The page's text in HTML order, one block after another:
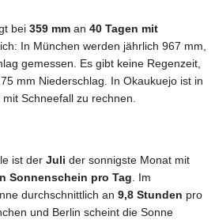
bei 359 mm an 40 Tagen mit
In München werden jährlich 967 mm,
gemessen. Es gibt keine Regenzeit,
mm Niederschlag. In Okaukuejo ist in
Schneefall zu rechnen.
ist der Juli der sonnigste Monat mit
Sonnenschein pro Tag . Im
durchschnittlich an 9,8 Stunden pro
und Berlin scheint die Sonne